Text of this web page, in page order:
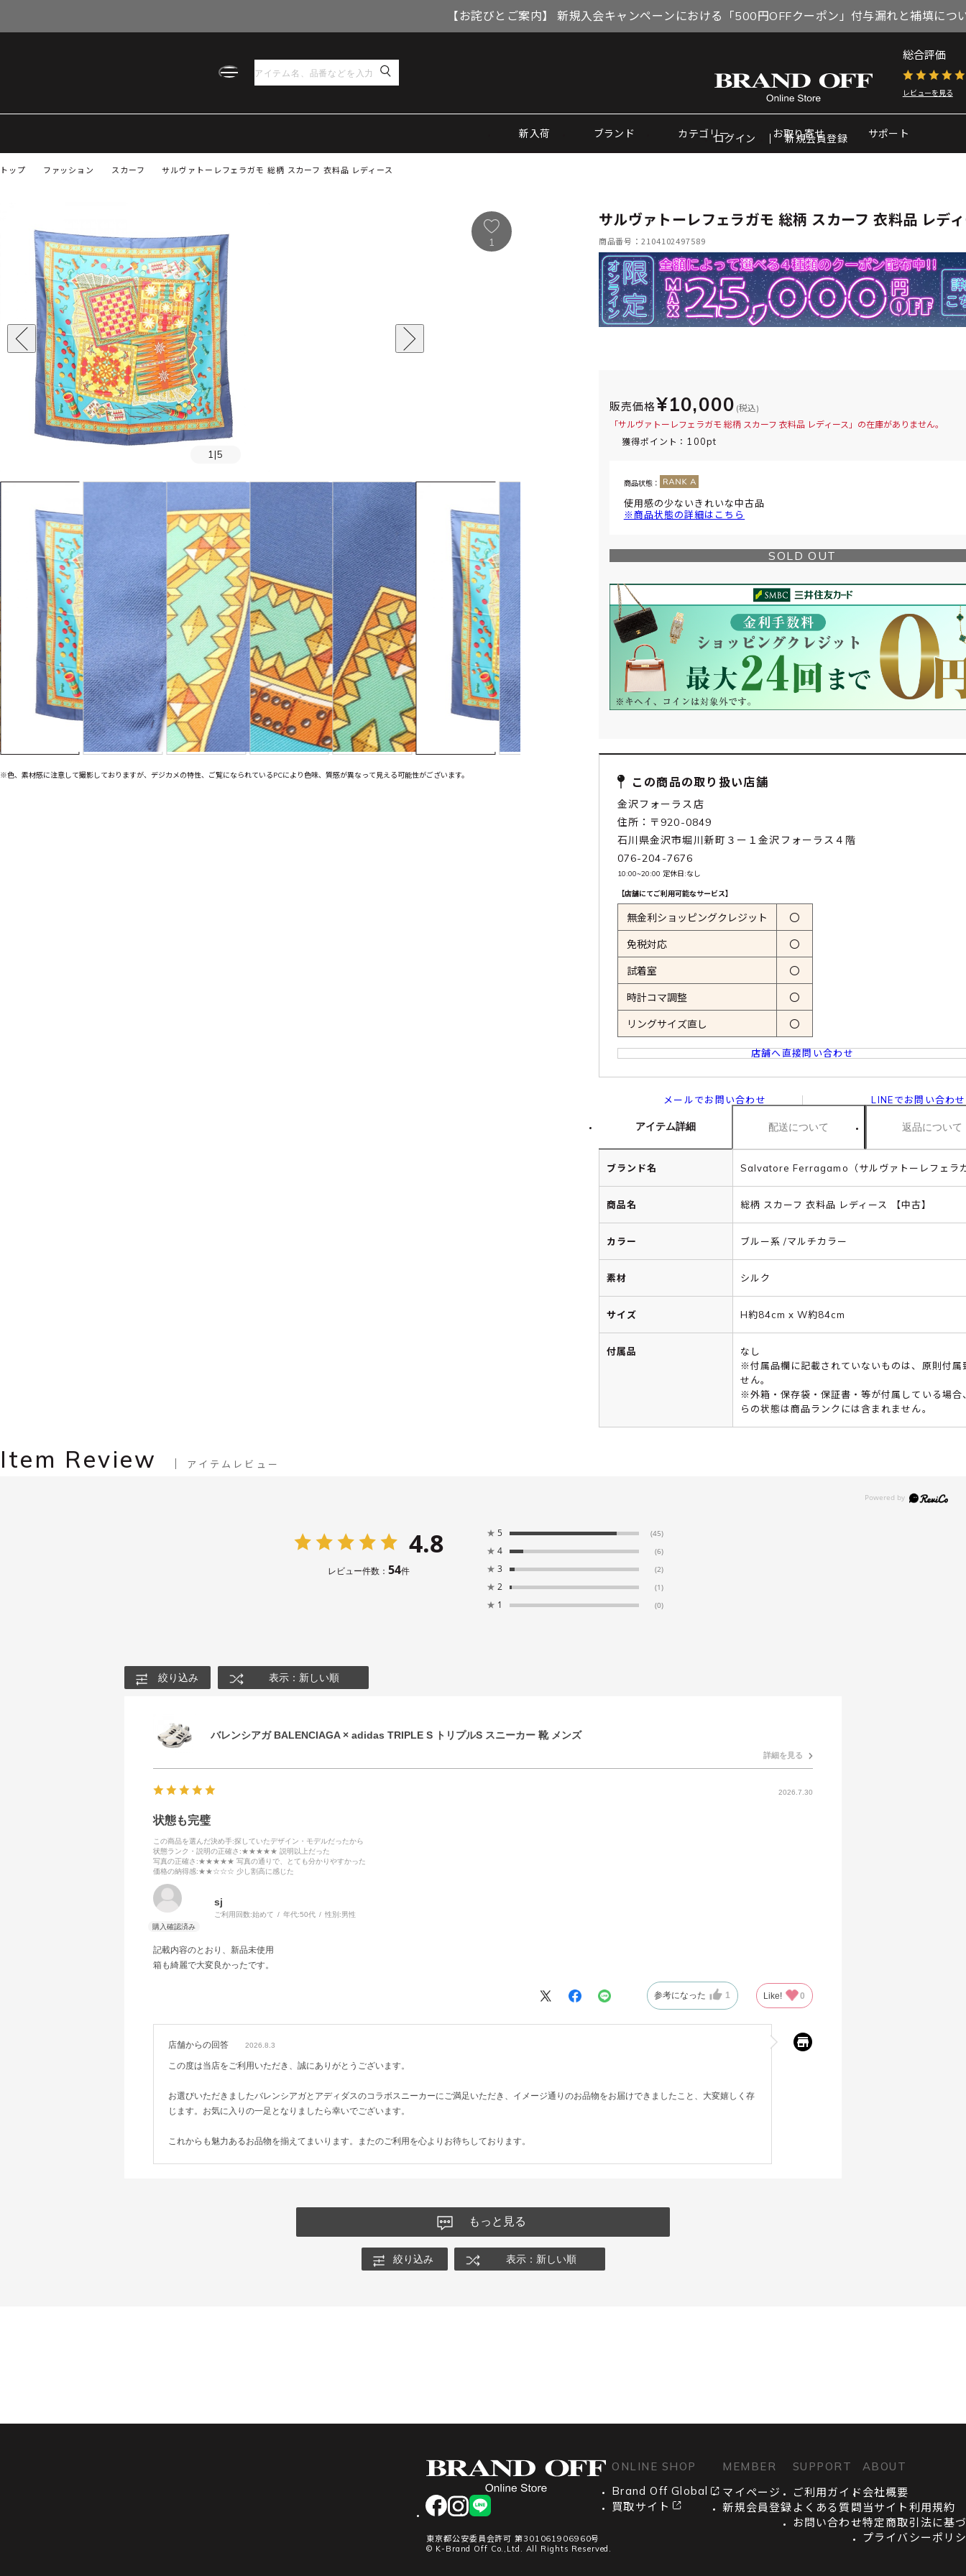
【お詫びとご案内】 新規入会キャンペーンにおける「500円OFFクーポン」付与漏れと補填につ
総合評価
レビューを見る
新入荷 ブランド カテゴリー お取り寄せ サポート
ログイン 新規会員登録
トップ サルヴァトーレフェラガモ 総柄 スカーフ 衣料品 レディース
ファッション スカーフ
SOLD OUT
1 |5
1
※色、素材感に注意して撮影しておりますが、デジカメの特性、ご覧になられているPCにより色味、質感が異なって見える可能性がございます。
サルヴァトーレフェラガモ 総柄 スカーフ 衣料品 レデ
商品番号：2104102497589
販売価格¥10,000 (税込)
「サルヴァトーレフェラガモ 総柄 スカーフ 衣料品 レディース」の在庫がありません。
獲得ポイント： 100pt
商品状態：
使用感の少ないきれいな中古品
※商品状態の詳細はこちら
SOLD OUT
この商品の取り扱い店舗
金沢フォーラス店
住所：〒920-0849
石川県金沢市堀川新町３ー１金沢フォーラス４階
076-204-7676
10:00~20:00 定休日:なし
【店舗にてご利用可能なサービス】
無金利ショッピングクレジット 〇
免税対応 〇
試着室 〇
時計コマ調整 〇
リングサイズ直し 〇
店舗へ直接問い合わせ
メールでお問い合わせ LINEでお問い合わせ
アイテム詳細 配送について 返品について
ブランド名 Salvatore Ferragamo（サルヴァトーレフェラ
商品名 総柄 スカーフ 衣料品 レディース 【中古】
カラー ブルー系 /マルチカラー
素材 シルク
サイズ H約84cm x W約84cm
付属品
なし
※付属品欄に記載されていないものは、原則付属
せん。
※外箱・保存袋・保証書・等が付属している場合
らの状態は商品ランクには含まれません。
Item Review アイテムレビュー
4.8
レビュー件数： 54件
★ 5 (45)
★ 4 (6)
★ 3 (2)
★ 2 (1)
★ 1 (0)
絞り込み 表示：新しい順
バレンシアガ BALENCIAGA × adidas TRIPLE S トリプルS スニーカー 靴 メンズ
詳細を見る
2026.7.30
状態も完璧
この商品を選んだ決め手:探していたデザイン・モデルだったから
状態ランク・説明の正確さ :★★★★★ 説明以上だった
写真の正確さ :★★★★★ 写真の通りで、とても分かりやすかった
価格の納得感:★★☆☆☆ 少し割高に感じた
sj
ご利用回数:始めて 年代:50代 性別:男性
記載内容のとおり、新品未使用
箱も綺麗で大変良かったです。
参考になった 1 Like! 0
店舗からの回答 2026.8.3
この度は当店をご利用いただき、誠にありがとうございます。
お選びいただきましたバレンシアガとアディダスのコラボスニーカーにご満足いただき、イメージ通りのお品物をお届けできましたこと、大変嬉しく存
じます。お気に入りの一足となりましたら幸いでございます。
これからも魅力あるお品物を揃えてまいります。またのご利用を心よりお待ちしております。
もっと見る
絞り込み 表示：新しい順
facebookinstagram
LINE
東京都公安委員会許可 第301061906960号
© K-Brand Off Co.,Ltd. All Rights Reserved.
ONLINE SHOP
Brand Off Global
買取サイト
MEMBER
マイページ
新規会員登録
SUPPORT
ご利用ガイド
よくある質問
お問い合わせ
ABOUT
会社概要
当サイト利用規約
特定商取引法に基
プライバシーポリ